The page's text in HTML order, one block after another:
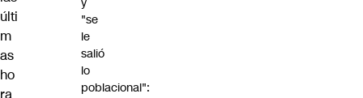
últi
m
as
ho
ra
"se
le
salió
lo
poblacional":